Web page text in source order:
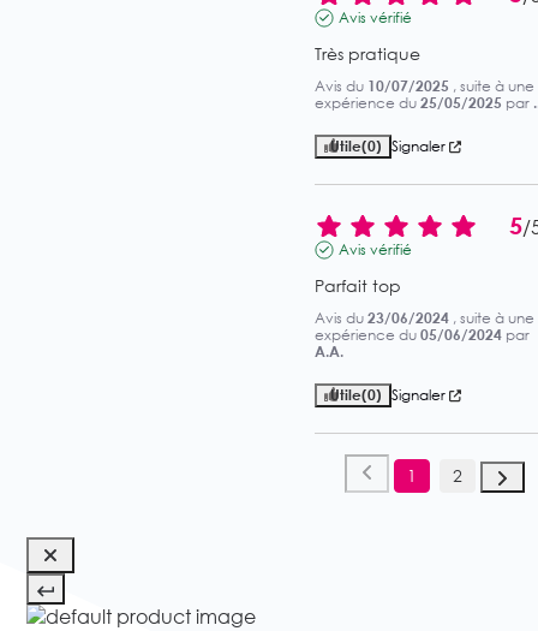
Avis vérifié
Très pratique
Avis du 10/07/2025 , suite à une
expérience du 25/05/2025 par
Utile(0) Signaler
5/
Avis vérifié
Parfait top
Avis du 23/06/2024 , suite à une
expérience du 05/06/2024 par
A.A.
Utile(0) Signaler
1 2